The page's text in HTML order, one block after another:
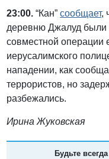
23:00.“Кан”сообщает,
деревню Джалуд были
совместной операции
иерусалимского
нападении, как
террористов, но
разбежались.
Ирина Жуковская
Будьте